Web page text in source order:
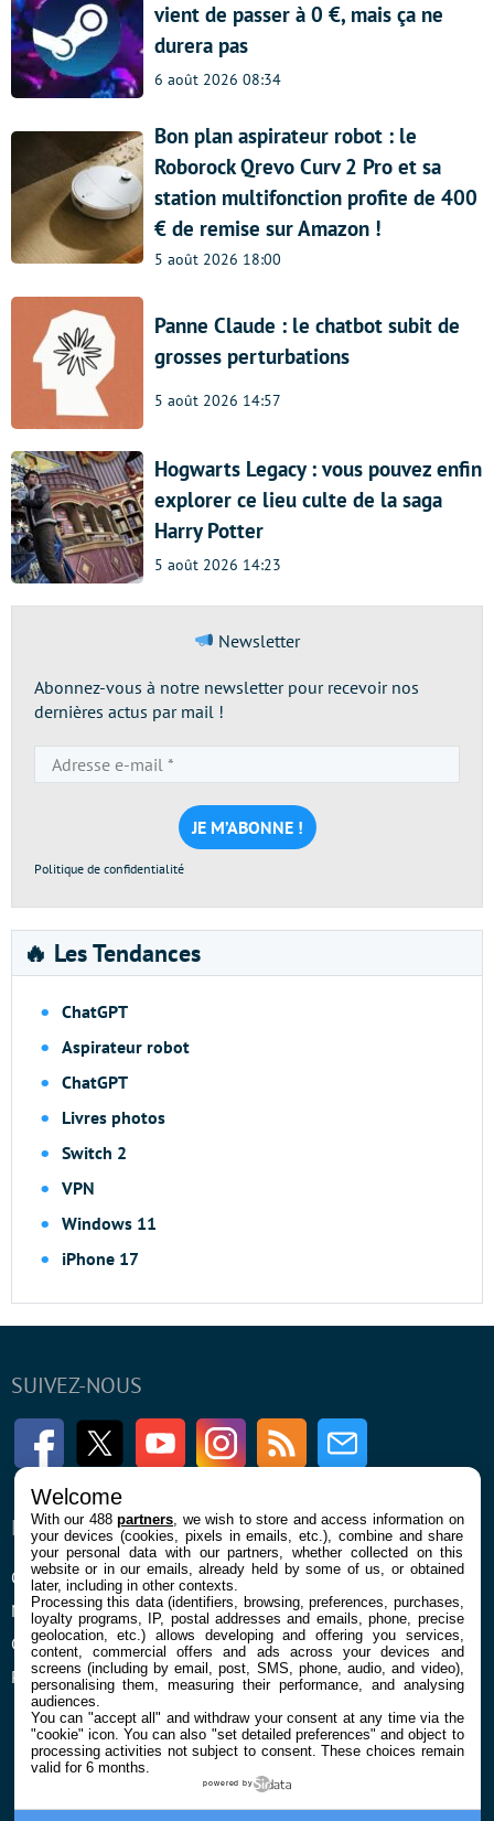
vient de passer à 0 €, mais ça ne
durera pas
6 août 2026 08:34
Bon plan aspirateur robot : le
Roborock Qrevo Curv 2 Pro et sa
station multifonction profite de 400
€ de remise sur Amazon !
5 août 2026 18:00
Panne Claude : le chatbot subit de
grosses perturbations
5 août 2026 14:57
Hogwarts Legacy : vous pouvez enfin
explorer ce lieu culte de la saga
Harry Potter
5 août 2026 14:23
Newsletter
Abonnez-vous à notre newsletter pour recevoir nos
dernières actus par mail !
e-
mail
*
Politique de confidentialité
🔥 Les Tendances
ChatGPT
Aspirateur robot
ChatGPT
Livres photos
Switch 2
VPN
Windows 11
iPhone 17
SUIVEZ-NOUS
FacebookTwitter Youtube InstagramRSS Newsletter
ENTREPRISE
Qui sommes nous
Mentions légales et CGU
Confidentialité et Cookies
Préférences cookies
À PROPOS
La rédaction
Contact
Welcome
With our 488partners , we wish to store and access information on
your devices (cookies, pixels in emails, etc.), combine and share
your personal data with our partners, whether collected on this
website or in our emails, already held by some of us, or obtained
later, including in other contexts.
Processing this data (identifiers, browsing, preferences, purchases,
loyalty programs, IP, postal addresses and emails, phone, precise
geolocation, etc.) allows developing and offering you services,
content, commercial offers and ads across your devices and
screens (including by email, post, SMS, phone, audio, and video),
personalising them, measuring their performance, and analysing
audiences.
You can "accept all" and withdraw your consent at any time via the
"cookie" icon. You can also "set detailed preferences" and object to
processing activities not subject to consent. These choices remain
valid for 6 months.
powered by